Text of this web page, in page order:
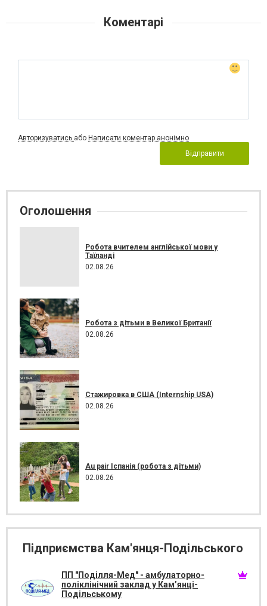
Коментарі
Авторизуватись або Написати коментар анонімно
Відправити
Оголошення
Робота вчителем англійської мови у
Таїланді
02.08.26
Робота з дітьми в Великої Британії
02.08.26
Стажировка в США (Internship USA)
02.08.26
Au pair Іспанія (робота з дітьми)
02.08.26
Підприємства Кам'янця-Подільського
ПП "Поділля-Мед" - амбулаторно-
поліклінічний заклад у Кам’янці-
Подільському